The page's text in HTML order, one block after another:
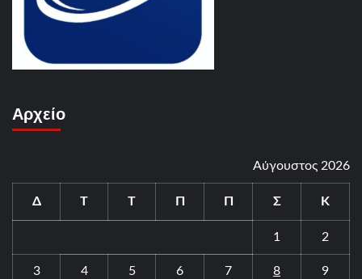
Αρχείο
Αύγουστος 2026
Δ Τ Τ Π Π Σ Κ
1 2
3 4 5 6 7 8 9